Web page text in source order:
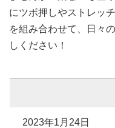
にツボ押しやストレッ
を組み合わせて、日々
しください！
2023年1月24日